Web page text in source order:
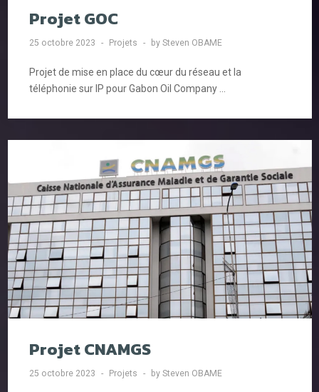
Projet GOC
25 octobre 2023 Projets by Steven OBAME
Projet de mise en place du cœur du réseau et la
téléphonie sur IP pour Gabon Oil Company ...
Projet CNAMGS
25 octobre 2023 Projets by Steven OBAME